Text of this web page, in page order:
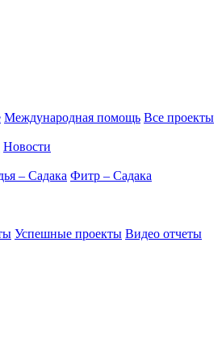
Международная помощь Все проекты
Новости
– Садака Фитр – Садака
Успешные проекты Видео отчеты